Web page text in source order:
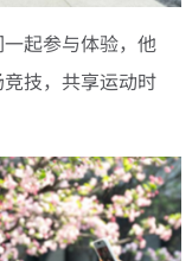
起参与体验，他
技，共享运动时